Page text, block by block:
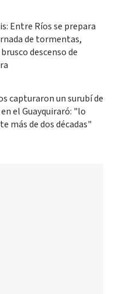
Entre Ríos se prepara
de tormentas,
descenso de
capturaron un surubí de
el Guayquiraró: "lo
más de dos décadas"